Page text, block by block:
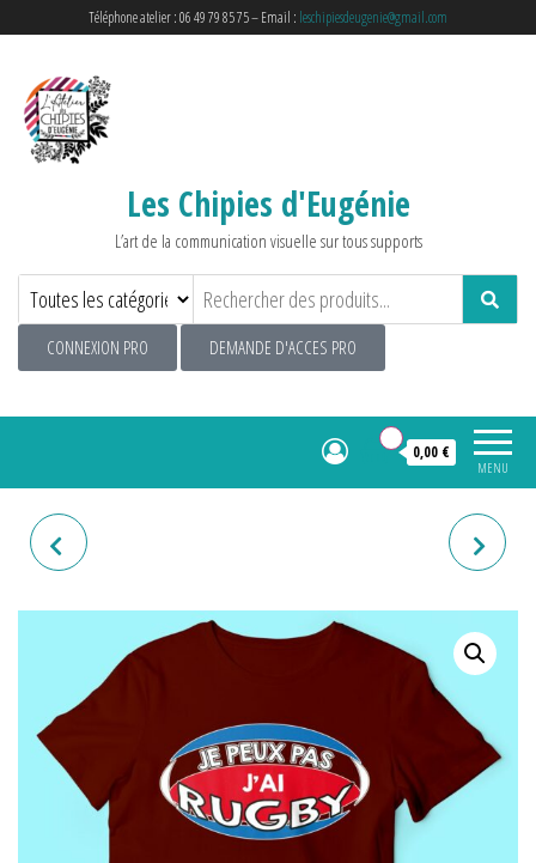
Téléphone atelier : 06 49 79 85 75 – Email : leschipiesdeugenie@gmail.com
Les Chipies d'Eugénie
L’art de la communication visuelle sur tous supports
CONNEXION PRO DEMANDE D'ACCES PRO
MENU
0,00 €
T-SHIRT HOMME "JE PEUX T-SHIRT HOMME "JE PEUX